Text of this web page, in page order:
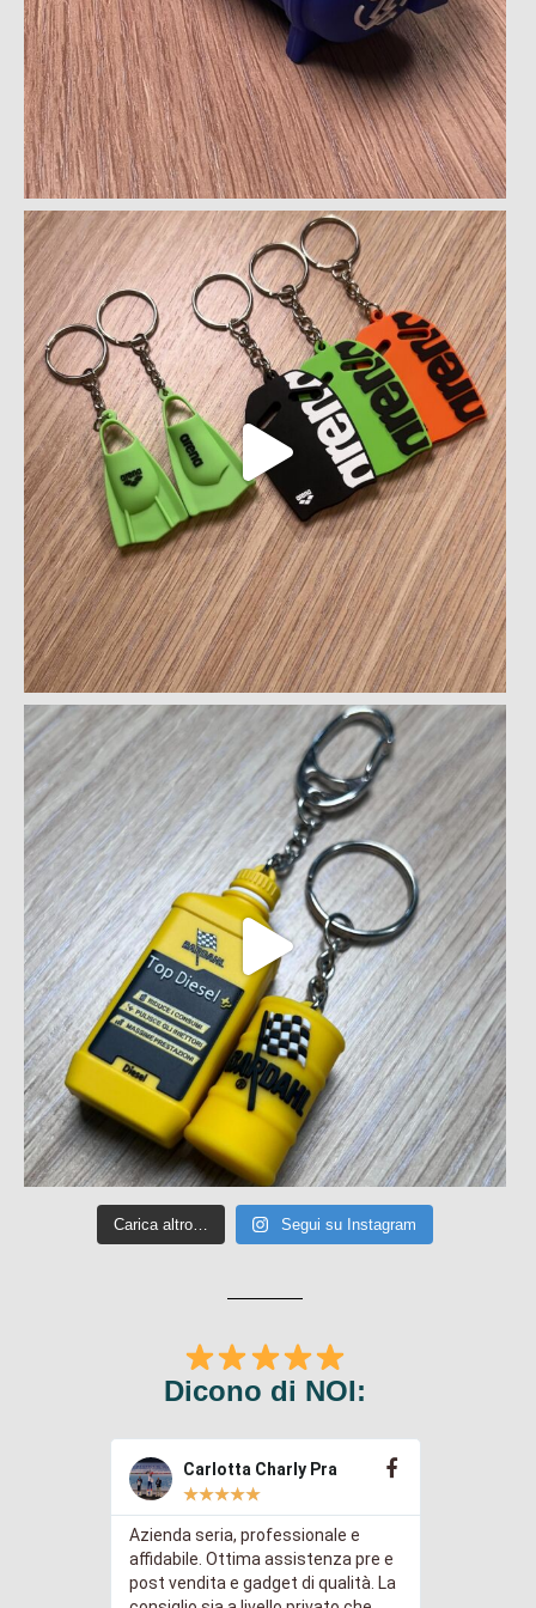
Carica altro… Segui su Instagram
Dicono di NOI:
Carlotta Charly Pra
★★★★★
Azienda seria, professionale e
affidabile. Ottima assistenza pre e
post vendita e gadget di qualità. La